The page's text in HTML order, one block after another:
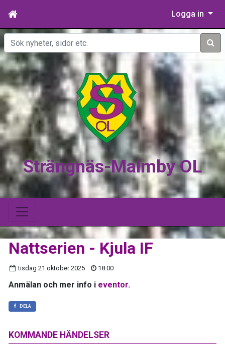
Logga in
Sök
Strängnäs-Malmby OL
KOMMANDE HÄNDELSER
Nattserien - Kjula IF
tisdag 21 oktober 2025 18:00
Anmälan och mer info i eventor.
DELA